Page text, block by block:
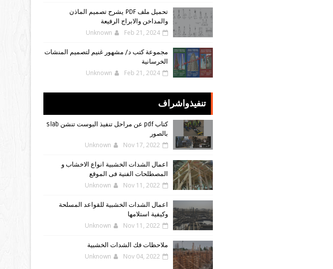
تحميل ملف PDF يشرح تصميم الماذن
والمداخن والابراج الرفيعة
Unknown Feb 21, 2024
مجموعة كتب د/ مشهور غنيم لتصميم المنشات
الخرسانية
Unknown Feb 21, 2024
تنفيذواشراف
كتاب pdf عن مراحل تنفيذ البوست تنشن slab
بالصور
Unknown Nov 17, 2022
اعمال الشدات الخشبية انواع الاخشاب و
المصطلحات الفنية فى الموقع
Unknown Nov 11, 2022
اعمال الشدات الخشبية للقواعد المسلحة
وكيفية استلامها
Unknown Nov 11, 2022
ملاحظات فك الشدات الخشبية
Unknown Nov 04, 2022